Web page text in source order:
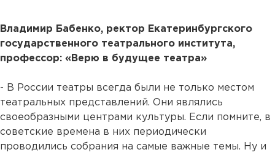
Владимир Бабенко, ректор Екатеринбургского
государственного театрального института,
профессор: «Верю в будущее театра»
- В России театры всегда были не только местом
театральных представлений. Они являлись
своеобразными центрами культуры. Если помните, в
советские времена в них периодически
проводились собрания на самые важные темы. Ну и